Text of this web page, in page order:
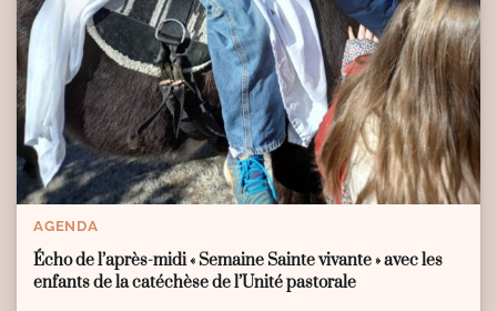
AGENDA
Écho de l’après-midi « Semaine Sainte vivante » avec les
enfants de la catéchèse de l’Unité pastorale